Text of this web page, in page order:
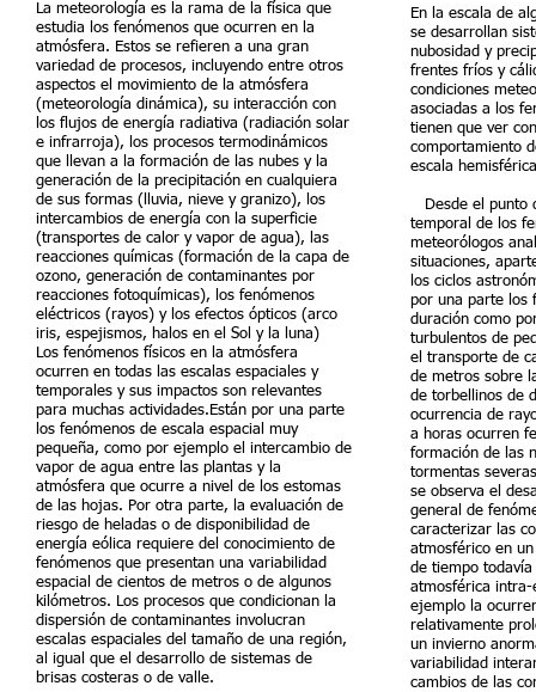
La meteorología es la rama de la física que
estudia los fenómenos que ocurren en la
atmósfera. Estos se refieren a una gran
variedad de procesos, incluyendo entre otros
aspectos el movimiento de la atmósfera
(meteorología dinámica), su interacción con
los flujos de energía radiativa (radiación solar
e infrarroja), los procesos termodinámicos
que llevan a la formación de las nubes y la
generación de la precipitación en cualquiera
de sus formas (lluvia, nieve y granizo), los
intercambios de energía con la superficie
(transportes de calor y vapor de agua), las
reacciones químicas (formación de la capa de
ozono, generación de contaminantes por
reacciones fotoquímicas), los fenómenos
eléctricos (rayos) y los efectos ópticos (arco
iris, espejismos, halos en el Sol y la luna)
Los fenómenos físicos en la atmósfera
ocurren en todas las escalas espaciales y
temporales y sus impactos son relevantes
para muchas actividades.Están por una parte
los fenómenos de escala espacial muy
pequeña, como por ejemplo el intercambio de
vapor de agua entre las plantas y la
atmósfera que ocurre a nivel de los estomas
de las hojas. Por otra parte, la evaluación de
riesgo de heladas o de disponibilidad de
energía eólica requiere del conocimiento de
fenómenos que presentan una variabilidad
espacial de cientos de metros o de algunos
kilómetros. Los procesos que condicionan la
dispersión de contaminantes involucran
escalas espaciales del tamaño de una región,
al igual que el desarrollo de sistemas de
brisas costeras o de valle.
En la escala de
se desarrollan
nubosidad y
frentes fríos y
condiciones
asociadas a los
tienen que ver
comportamiento
escala
Desde el punto
temporal de los
meteorólogos
situaciones,
los ciclos
por una parte los
duración como
turbulentos de
el transporte de
de metros sobre
de torbellinos de
ocurrencia de
a horas ocurren
formación de las
tormentas
se observa el
general de
caracterizar las
atmosférico en
de tiempo
atmosférica intra-
ejemplo la
relativamente
un invierno
variabilidad
cambios de las